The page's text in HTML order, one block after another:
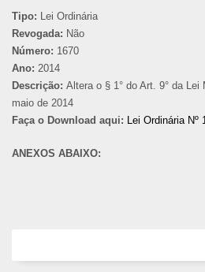
Tipo: Lei Ordinária
Revogada: Não
Número: 1670
Ano: 2014
Descrição: Altera o § 1° do Art. 9° da Lei
maio de 2014
Faça o Download aqui: Lei Ordinária Nº
ANEXOS ABAIXO: